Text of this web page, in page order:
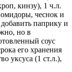
кинзу), 1 ч.л.
чеснок и
добавить паприку и
но в
соус
его хранения
уксуса (1 ст.л.),